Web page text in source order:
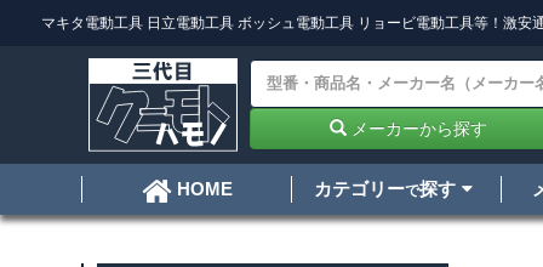
マキタ電動工具 日立電動工具 ボッシュ電動工具 リョービ電動工具等！激安
メーカーから探す
HOME カテゴリーで探す